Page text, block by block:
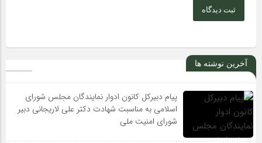
ثبت دیدگاه
آخرین نوشته ها
پیام دبیرکل کانون ادوار نمایندگان مجلس شورای
اسلامی به مناسبت شهادت دکتر علی لاریجانی دبیر
شورای امنیت ملی